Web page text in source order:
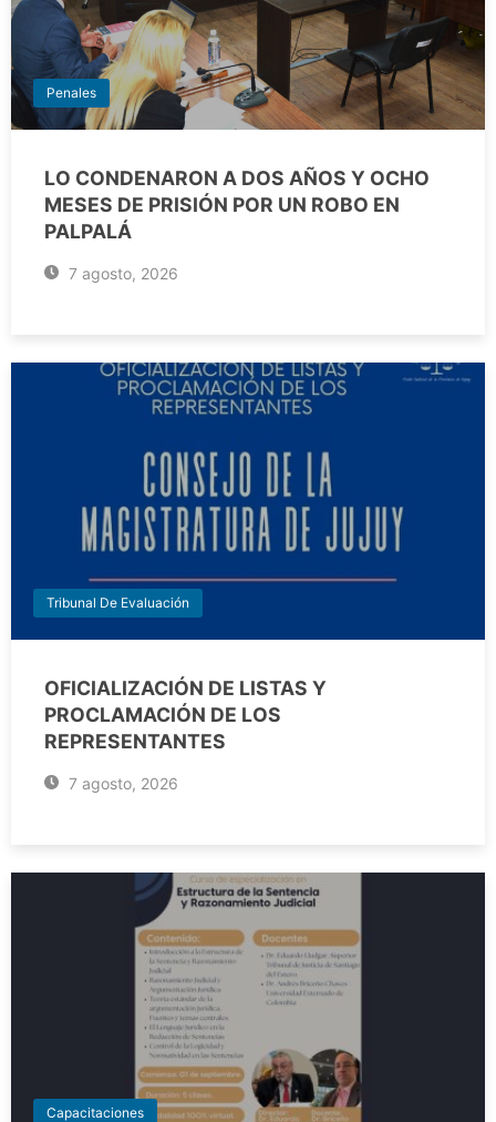
Penales
LO CONDENARON A DOS AÑOS Y OCHO
MESES DE PRISIÓN POR UN ROBO EN
PALPALÁ
7 agosto, 2026
Tribunal De Evaluación
OFICIALIZACIÓN DE LISTAS Y
PROCLAMACIÓN DE LOS
REPRESENTANTES
7 agosto, 2026
Capacitaciones